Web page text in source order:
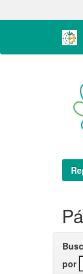
navigation
por